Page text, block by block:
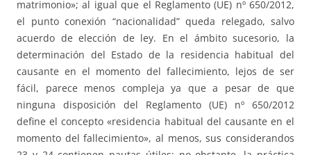
matrimonio»; al igual que el Reglamento (UE) nº 650/2012,
el punto conexión “nacionalidad” queda relegado, salvo
acuerdo de elección de ley. En el ámbito sucesorio, la
determinación del Estado de la residencia habitual del
causante en el momento del fallecimiento, lejos de ser
fácil, parece menos compleja ya que a pesar de que
ninguna disposición del Reglamento (UE) nº 650/2012
define el concepto «residencia habitual del causante en el
momento del fallecimiento», al menos, sus considerandos